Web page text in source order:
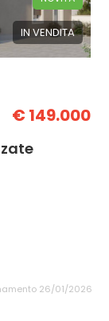
IN VENDITA
€ 149.000
26/01/2026